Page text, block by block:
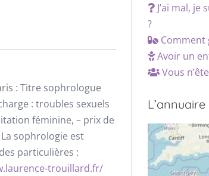
: Titre sophrologue
: troubles sexuels
féminine, – prix de
sophrologie est
particulières :
trouillard.fr/
J’ai mal, je
?
Comment
Avoir un
Vous